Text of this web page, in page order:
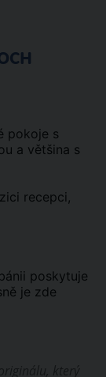
pokoje s
a většina s
recepci,
poskytuje
je zde